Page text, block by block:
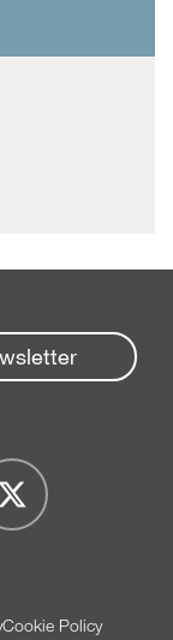
Cookie Policy